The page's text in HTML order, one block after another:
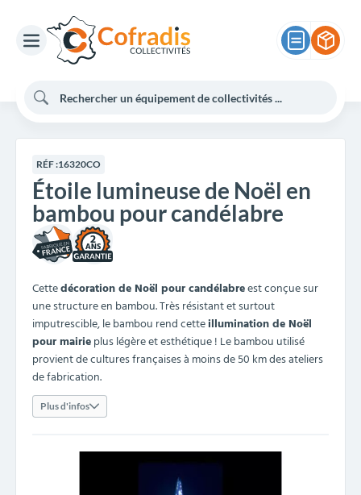
RÉF :16320CO
Étoile lumineuse de Noël en
bambou pour candélabre
2
Cettedécoration de Noël pour candélabreest conçue sur
une structure en bambou. Très résistant et surtout
imputrescible, le bambou rend cetteillumination de Noël
pour mairieplus légère et esthétique ! Le bambou utilisé
provient de cultures françaises à moins de 50 km des ateliers
de fabrication.
Plus d'infos